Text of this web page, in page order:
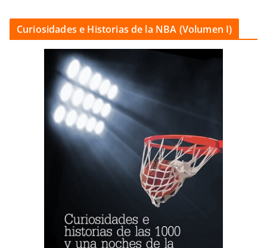
Curiosidades e Historias de la NBA (Volumen I)